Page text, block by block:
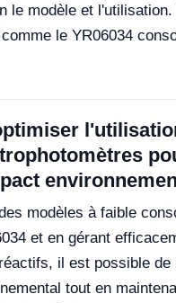
le modèle et l'utilisation.
le YR06034
modèles à faible
et en gérant
il est possible de
tout en